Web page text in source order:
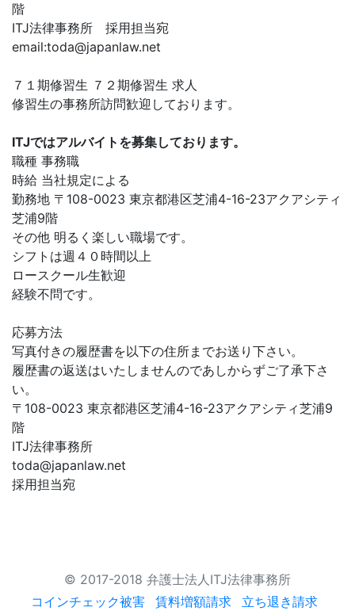
階
ITJ法律事務所 採用担当宛
email:toda@japanlaw.net
７１期修習生 ７２期修習生 求人
修習生の事務所訪問歓迎しております。
ITJではアルバイトを募集しております。
職種 事務職
時給 当社規定による
勤務地 〒108-0023 東京都港区芝浦4-16-23アクアシティ
芝浦9階
その他 明るく楽しい職場です。
シフトは週４０時間以上
ロースクール生歓迎
経験不問です。
応募方法
写真付きの履歴書を以下の住所までお送り下さい。
履歴書の返送はいたしませんのであしからずご了承下さ
い。
〒108-0023 東京都港区芝浦4-16-23アクアシティ芝浦9
階
ITJ法律事務所
toda@japanlaw.net
採用担当宛
© 2017-2018 弁護士法人ITJ法律事務所
コインチェック被害
賃料増額請求 立ち退き請求